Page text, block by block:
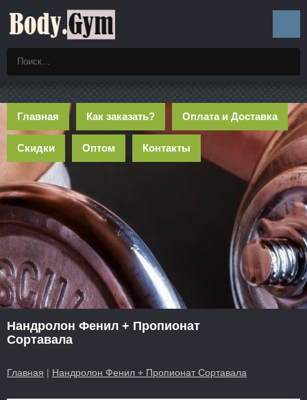
Главная Как заказать? Оплата и Доставка
Скидки Оптом Контакты
Нандролон Фенил + Пропионат
Сортавала
Главная | Нандролон Фенил + Пропионат Сортавала